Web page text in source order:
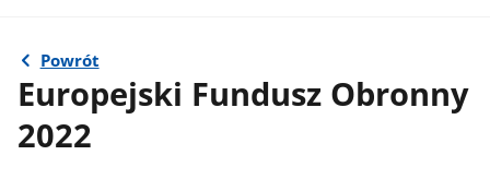
Powrót
Europejski Fundusz Obronny
2022